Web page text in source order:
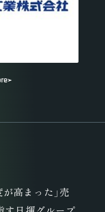
が高まった」売